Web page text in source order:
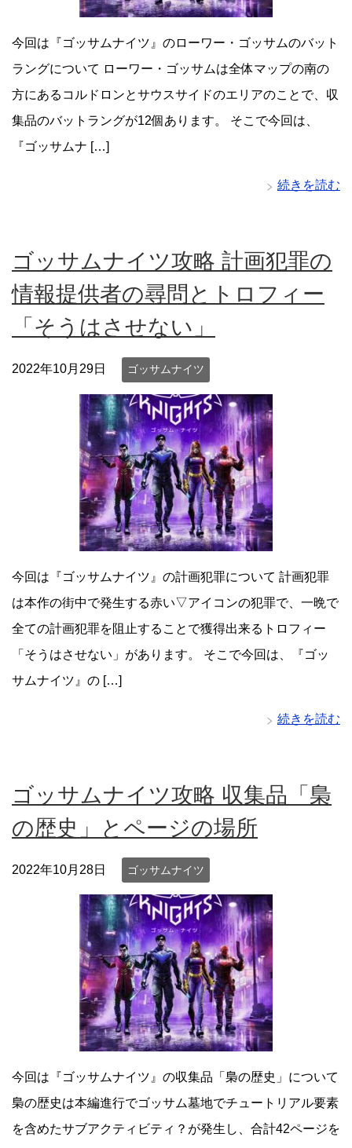
今回は『ゴッサムナイツ』のローワー・ゴッサムのバット
ラングについて ローワー・ゴッサムは全体マップの南の
方にあるコルドロンとサウスサイドのエリアのことで、収
集品のバットラングが12個あります。 そこで今回は、
『ゴッサムナ […]
続きを読む
ゴッサムナイツ攻略 計画犯罪の
情報提供者の尋問とトロフィー
「そうはさせない」
2022年10月29日 ゴッサムナイツ
今回は『ゴッサムナイツ』の計画犯罪について 計画犯罪
は本作の街中で発生する赤い▽アイコンの犯罪で、一晩で
全ての計画犯罪を阻止することで獲得出来るトロフィー
「そうはさせない」があります。 そこで今回は、『ゴッ
サムナイツ』の […]
続きを読む
ゴッサムナイツ攻略 収集品「梟
の歴史」とページの場所
2022年10月28日 ゴッサムナイツ
今回は『ゴッサムナイツ』の収集品「梟の歴史」について
梟の歴史は本編進行でゴッサム墓地でチュートリアル要素
を含めたサブアクティビティ？が発生し、合計42ページを